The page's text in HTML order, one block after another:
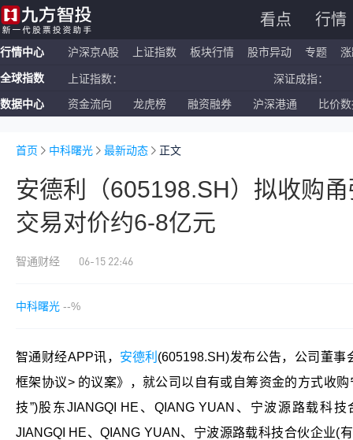
看点 行情
行情中心 沪深京A股 上证指数 板块行情 股市异动 专题
全球指数 上证指数： 深证成指：
恒生指数： 国企指数：
数据中心 资金流向 龙虎榜 融资融券 沪深港通 比价
首页 中科曙光 最新动态 正文
安德利（605198.SH）拟收购
交易对价约6-8亿元
智通财经 06-15 22:46
中科曙光 --%
智通财经APP讯， 安德利 (605198.SH)发布公告，公司董
框架协议> 的议案》，就公司以自有或自筹资金的方式收
技”)股东JIANGQI HE、QIANG YUAN、宁波源路载科
JIANGQI HE、QIANG YUAN、宁波源路载科技合伙企业(